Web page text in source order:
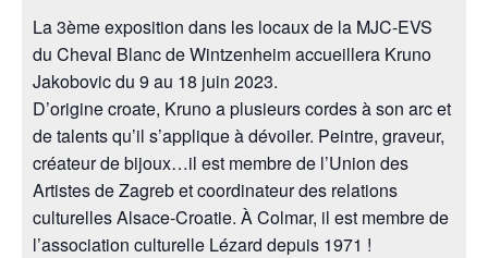
La 3ème exposition dans les locaux de la MJC-EVS
du Cheval Blanc de Wintzenheim accueillera Kruno
Jakobovic du 9 au 18 juin 2023.
D’origine croate, Kruno a plusieurs cordes à son arc et
de talents qu’il s’applique à dévoiler. Peintre, graveur,
créateur de bijoux…il est membre de l’Union des
Artistes de Zagreb et coordinateur des relations
culturelles Alsace-Croatie. À Colmar, il est membre de
l’association culturelle Lézard depuis 1971 !